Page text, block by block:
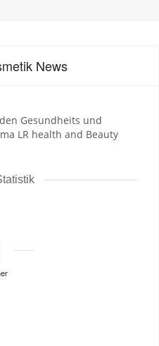
News
Gesundheits und
LR health and Beauty